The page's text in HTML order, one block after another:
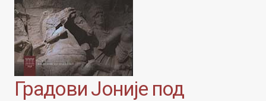
Градови Јоније под